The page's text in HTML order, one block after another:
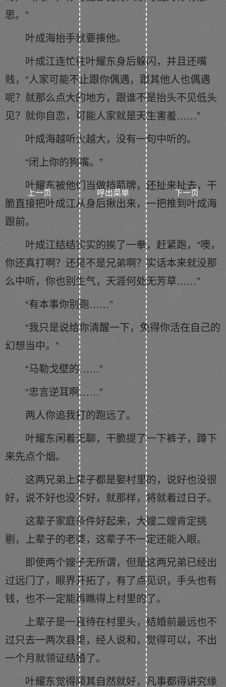
思。”
叶成海抬手就要揍他。
叶成江连忙往叶耀东身后躲闪，并且还嘴
贱，“人家可能不止跟你偶遇，跟其他人也偶遇
呢？就那么点大的地方，跟谁不是抬头不见低头
见？就你自恋，可能人家就是天生害羞……”
叶成海越听火越大，没有一句中听的。
“闭上你的狗嘴。”
叶耀东被他们当做挡箭牌，还扯来扯去，干
脆直接把叶成江从身后揪出来，一把推到叶成海
跟前。
叶成江结结实实的挨了一拳，赶紧跑，“噢，
你还真打啊？还是不是兄弟啊？实话本来就没那
么中听，你也别生气，天涯何处无芳草……”
“有本事你别跑……”
“我只是说给你清醒一下，免得你活在自己的
幻想当中。”
“马勒戈壁的……”
“忠言逆耳啊……”
两人你追我打的跑远了。
叶耀东闲着无聊，干脆提了一下裤子，蹲下
来先点个烟。
这两兄弟上辈子都是娶村里的，说好也没很
好，说不好也没不好，就那样，将就着过日子。
这辈子家庭条件好起来，大嫂二嫂肯定挑
剔，上辈子的老婆，这辈子不一定还能入眼。
即使两个嫂子无所谓，但是这两兄弟已经出
过远门了，眼界开拓了，有了点见识，手头也有
钱，也不一定能再瞧得上村里的了。
上辈子是一直待在村里头，结婚前最远也不
过只去一两次县里，经人说和，觉得可以，不出
一个月就领证结婚了。
叶耀东觉得顺其自然就好，凡事都得讲究缘
上一页 下一页
呼出菜单